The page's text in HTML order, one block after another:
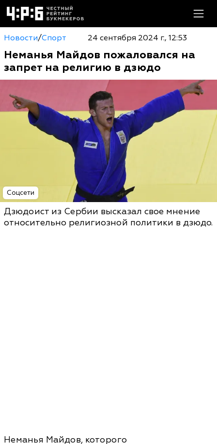
Новости/Спорт 24 сентября 2024 г., 12:53
Неманья Майдов пожаловался на
запрет на религию в дзюдо
Соцсети
Дзюдоист из Сербии высказал свое мнение
относительно религиозной политики в дзюдо.
Неманья Майдов, которого